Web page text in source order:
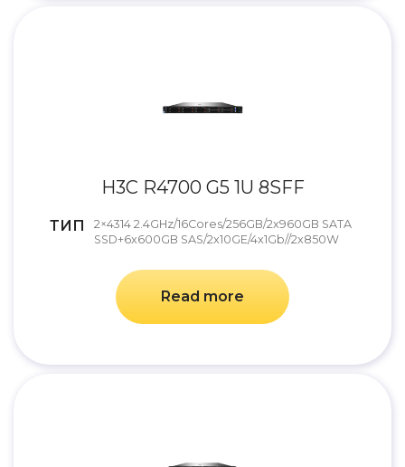
H3C R4700 G5 1U 8SFF
ТИП
2×4314 2.4GHz/16Cores/256GB/2x960GB SATA
SSD+6x600GB SAS/2x10GE/4x1Gb//2x850W
Read more